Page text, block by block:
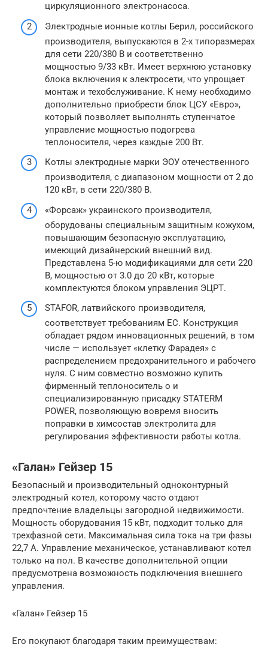
циркуляционного электронасоса.
Электродные ионные котлы Берил, российского
производителя, выпускаются в 2-х типоразмерах
для сети 220/380 В и соответственно
мощностью 9/33 кВт. Имеет верхнюю установку
блока включения к электросети, что упрощает
монтаж и техобслуживание. К нему необходимо
дополнительно приобрести блок ЦСУ «Евро»,
который позволяет выполнять ступенчатое
управление мощностью подогрева
теплоносителя, через каждые 200 Вт.
Котлы электродные марки ЭОУ отечественного
производителя, с диапазоном мощности от 2 до
120 кВт, в сети 220/380 В.
«Форсаж» украинского производителя,
оборудованы специальным защитным кожухом,
повышающим безопасную эксплуатацию,
имеющий дизайнерский внешний вид.
Представлена 5-ю модификациями для сети 220
В, мощностью от 3.0 до 20 кВт, которые
комплектуются блоком управления ЭЦРТ.
STAFOR, латвийского производителя,
соответствует требованиям ЕС. Конструкция
обладает рядом инновационных решений, в том
числе — использует «клетку Фарадея» с
распределением предохранительного и рабочего
нуля. С ним совместно возможно купить
фирменный теплоноситель о и
специализированную присадку STATERM
POWER, позволяющую вовремя вносить
поправки в химсостав электролита для
регулирования эффективности работы котла.
«Галан» Гейзер 15
Безопасный и производительный одноконтурный
электродный котел, которому часто отдают
предпочтение владельцы загородной недвижимости.
Мощность оборудования 15 кВт, подходит только для
трехфазной сети. Максимальная сила тока на три фазы
22,7 А. Управление механическое, устанавливают котел
только на пол. В качестве дополнительной опции
предусмотрена возможность подключения внешнего
управления.
«Галан» Гейзер 15
Его покупают благодаря таким преимуществам: